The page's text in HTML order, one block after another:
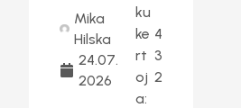
Mika
Hilska
24.07.
2026
ku
ke
rt
oj
a:
4
3
2